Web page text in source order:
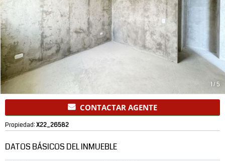
1/5
CONTACTAR AGENTE
Propiedad:X22_26582
DATOS BÁSICOS DEL INMUEBLE